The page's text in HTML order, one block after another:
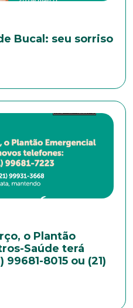
Bucal: seu sorriso
o Plantão
Saúde terá
8015 ou (21)